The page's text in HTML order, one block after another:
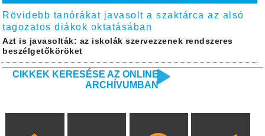
Rövidebb tanórákat javasolt a szaktárca az alsó
tagozatos diákok oktatásában
Azt is javasolták: az iskolák szervezzenek rendszeres
beszélgetőköröket
CIKKEK KERESÉSE AZ ONLINE
ARCHÍVUMBAN